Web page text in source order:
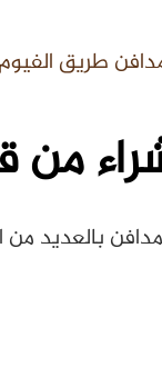
طريق
من
بالعديد